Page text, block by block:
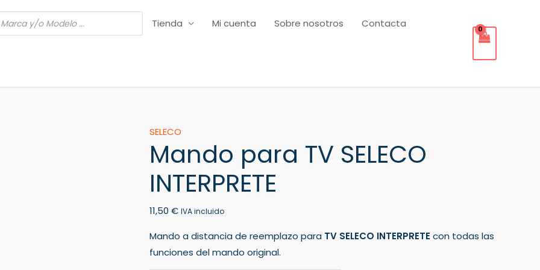
Tienda Mi cuenta Sobre nosotros Contacta
SELECO
Mando para TV SELECO
INTERPRETE
11,50 € IVA incluido
Mando a distancia de reemplazo para TV SELECO INTERPRETE con todas las
funciones del mando original.
Mando
para
TV
SELECO
cantidad